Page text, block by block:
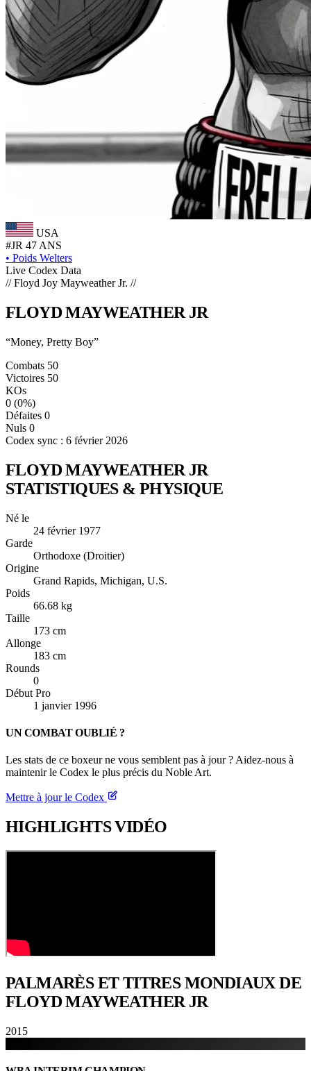
USA
#JR 47 ANS
• Poids Welters
Live Codex Data
// Floyd Joy Mayweather Jr. //
FLOYDMAYWEATHER JR
“Money, Pretty Boy”
Combats 50
Victoires 50
KOs
0 (0%)
Défaites 0
Nuls 0
Codex sync : 6 février 2026
FLOYD MAYWEATHER JR
STATISTIQUES & PHYSIQUE
Né le
24 février 1977
Garde
Orthodoxe (Droitier)
Origine
Grand Rapids, Michigan, U.S.
Poids
66.68 kg
Taille
173 cm
Allonge
183 cm
Rounds
0
Début Pro
1 janvier 1996
UN COMBAT OUBLIÉ ?
Les stats de ce boxeur ne vous semblent pas à jour ? Aidez-nous à
maintenir le Codex le plus précis du Noble Art.
Mettre à jour le Codex
HIGHLIGHTSVIDÉO
PALMARÈS ET TITRESMONDIAUX DE
FLOYD MAYWEATHER JR
2015